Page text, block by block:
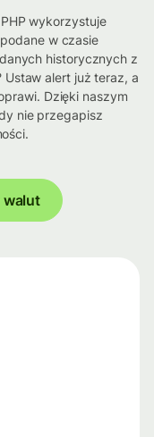
wykorzystuje
w czasie
historycznych z
alert już teraz, a
Dzięki naszym
nie przegapisz
walut